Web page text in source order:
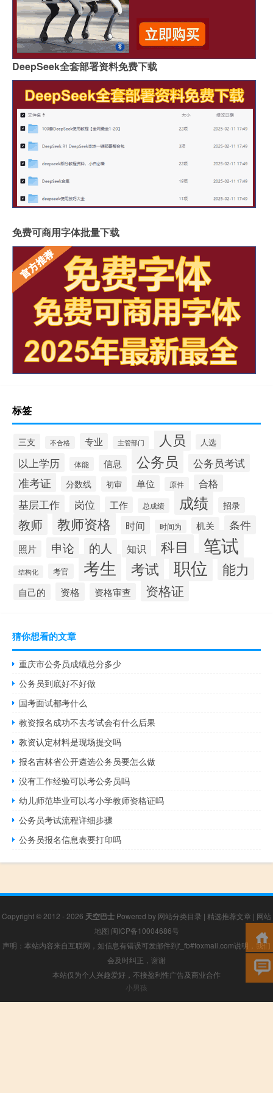
DeepSeek全套部署资料免费下载
免费可商用字体批量下载
标签
三支 不合格 专业 主管部门 人员 人选
以上学历 体能 信息 公务员 公务员考试
准考证 分数线 初审 单位 原件 合格
基层工作 岗位 工作 总成绩 成绩 招录
教师 教师资格 时间 时间为 机关 条件
照片 申论 的人 知识 科目 笔试
结构化 考官 考生 考试 职位 能力
自己的 资格 资格审查 资格证
猜你想看的文章
重庆市公务员成绩总分多少
公务员到底好不好做
国考面试都考什么
教资报名成功不去考试会有什么后果
教资认定材料是现场提交吗
报名吉林省公开遴选公务员要怎么做
没有工作经验可以考公务员吗
幼儿师范毕业可以考小学教师资格证吗
公务员考试流程详细步骤
公务员报名信息表要打印吗
Copyright © 2012 - 2026 天空巴士 Powered by 网站分类目录 | 精选推荐文章 | 网站
地图 闽ICP备10004686号
声明：本站内容来自互联网，如信息有错误可发邮件到f_fb#foxmail.com说明，我们
会及时纠正，谢谢
本站仅为个人兴趣爱好，不接盈利性广告及商业合作
小男孩